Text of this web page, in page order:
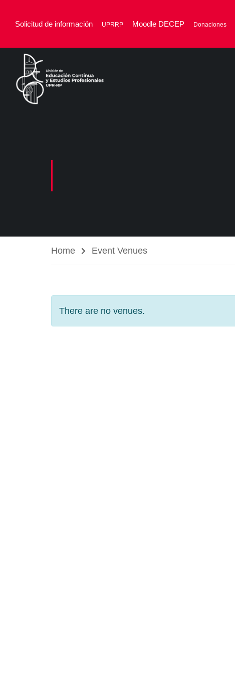
Solicitud de información UPRRP Moodle DECEP Donaciones
Home Event Venues
There are no venues.